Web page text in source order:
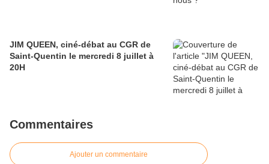
JIM QUEEN, ciné-débat au CGR de
Saint-Quentin le mercredi 8 juillet à
20H
Commentaires
Ajouter un commentaire